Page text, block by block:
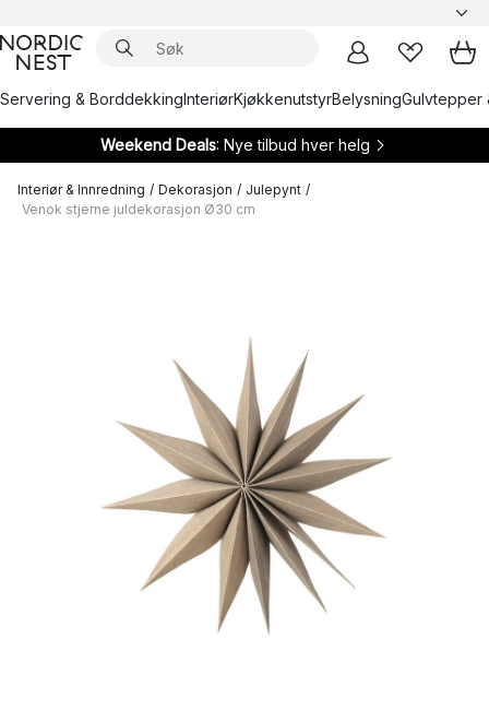
Servering & BorddekkingInteriørKjøkkenutstyrBelysningGulvtepper
Weekend Deals: Nye tilbud hver helg
Interiør & Innredning / Dekorasjon / Julepynt /
Venok stjerne juldekorasjon Ø30 cm